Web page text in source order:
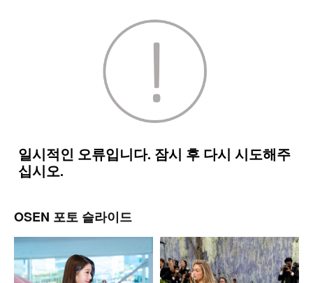
OSEN 포토 슬라이드